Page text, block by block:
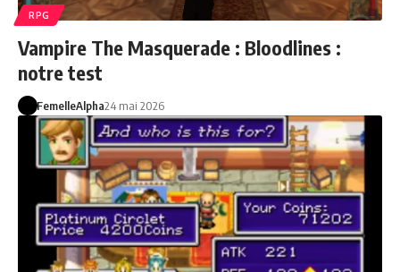
RPG
Vampire The Masquerade : Bloodlines :
notre test
FemelleAlpha24 mai 2026